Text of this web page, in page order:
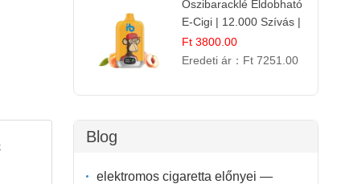
Őszibaracklé Eldobható
E-Cigi | 12.000 Szívás |
Frissítő Barack Íz
Ft 3800.00
Eredeti ár： Ft 7251.00
Blog
elektromos cigaretta előnyei —